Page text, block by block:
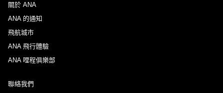
關於 ANA
ANA 的通知
飛航城市
ANA 飛行體驗
ANA 哩程俱樂部
聯絡我們